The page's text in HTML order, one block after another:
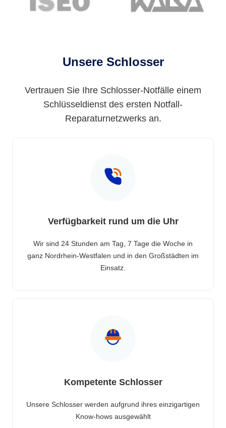
Unsere Schlosser
Vertrauen Sie Ihre Schlosser-Notfälle einem
Schlüsseldienst des ersten Notfall-
Reparaturnetzwerks an.
Verfügbarkeit rund um die Uhr
Wir sind 24 Stunden am Tag, 7 Tage die Woche in
ganz Nordrhein-Westfalen und in den Großstädten im
Einsatz.
Kompetente Schlosser
Unsere Schlosser werden aufgrund ihres einzigartigen
Know-hows ausgewählt